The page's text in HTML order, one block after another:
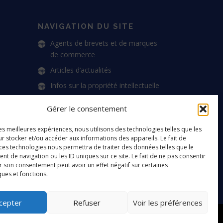
Gérer le consentement
meilleures expériences, nous utilisons des technologies telles que les
stocker et/ou accéder aux informations des appareils. Le fait de
technologies nous permettra de traiter des données telles que le
de navigation ou les ID uniques sur ce site. Le fait de ne pas consentir
son consentement peut avoir un effet négatif sur certaines
et fonctions.
Refuser Voir les préférences
NAVIGATION DU SITE
Agents de brevets et de marques
de commerce
Articles d’actualités
Infos sur la propriété intellectuelle
Conditions d’utilisation du site
EN